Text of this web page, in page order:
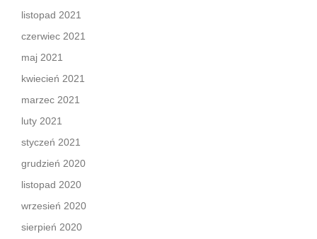
listopad 2021
czerwiec 2021
maj 2021
kwiecień 2021
marzec 2021
luty 2021
styczeń 2021
grudzień 2020
listopad 2020
wrzesień 2020
sierpień 2020